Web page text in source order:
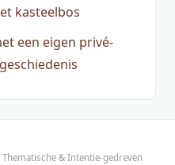
kasteelbos
een eigen privé-
Thematische & Intentie-gedreven